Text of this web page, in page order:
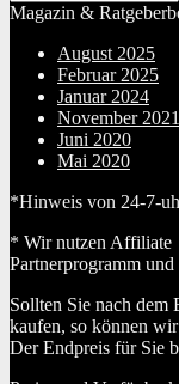
Magazin &
August 2025
Februar 2025
Januar 2024
November 2021
Juni 2020
Mai 2020
*Hinweis von 24-7-
* Wir nutzen Affiliate
Partnerprogramm
Sollten Sie nach dem
kaufen, so können
Der Endpreis für Sie